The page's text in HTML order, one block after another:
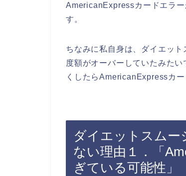
AmericanExpressカードエラ
す。
ちなみに私自身は、ダイエッ
度額がオーバーしていたみた
くしたらAmericanExpressカ
ダイエットスムー
ない理由１．「
ぎている可能性」